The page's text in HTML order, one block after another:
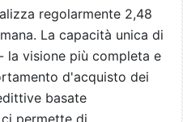
regolarmente 2,48
La capacità unica di
la visione più completa e
d'acquisto dei
basate